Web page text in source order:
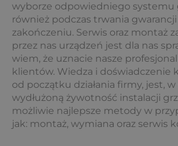
wyborze odpowiedniego systemu
również podczas trwania gwarancji
zakończeniu. Serwis oraz montaż
przez nas urządzeń jest dla nas
wiem, że uznacie nasze
klientów. Wiedza i doświadczenie
od początku działania firmy, jest,
wydłużoną żywotność instalacji
możliwie najlepsze metody w
jak: montaż, wymiana oraz serwis